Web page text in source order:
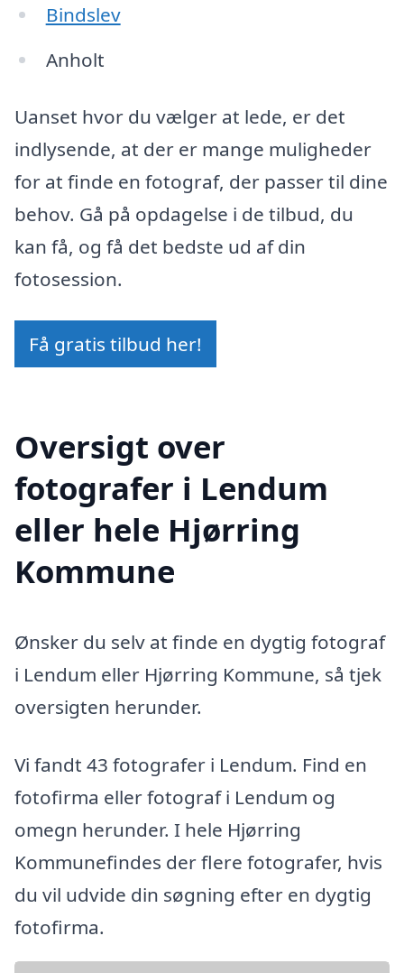
Bindslev
Anholt
Uanset hvor du vælger at lede, er det
indlysende, at der er mange muligheder
for at finde en fotograf, der passer til dine
behov. Gå på opdagelse i de tilbud, du
kan få, og få det bedste ud af din
fotosession.
Få gratis tilbud her!
Oversigt over
fotografer i Lendum
eller hele Hjørring
Kommune
Ønsker du selv at finde en dygtig fotograf
i Lendum eller Hjørring Kommune, så tjek
oversigten herunder.
Vi fandt 43 fotografer i Lendum. Find en
fotofirma eller fotograf i Lendum og
omegn herunder. I hele Hjørring
Kommunefindes der flere fotografer, hvis
du vil udvide din søgning efter en dygtig
fotofirma.